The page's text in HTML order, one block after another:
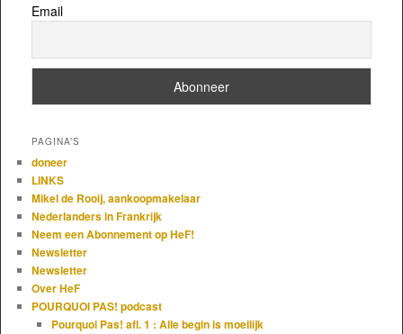
Email
PAGINA’S
doneer
LINKS
Mikel de Rooij, aankoopmakelaar
Nederlanders in Frankrijk
Neem een Abonnement op HeF!
Newsletter
Newsletter
Over HeF
POURQUOI PAS! podcast
Pourquoi Pas! afl. 1 : Alle begin is moeilijk